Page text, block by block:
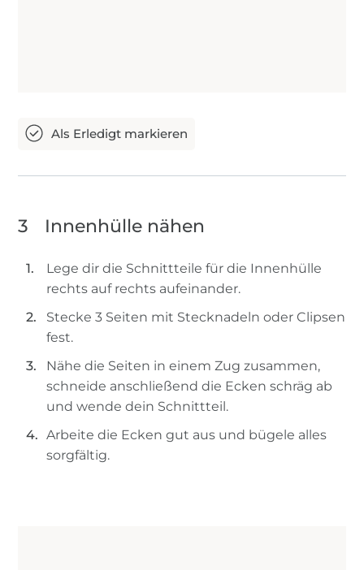
3 Innenhülle nähen
Lege dir die Schnittteile für die Innenhülle
rechts auf rechts aufeinander.
Stecke 3 Seiten mit Stecknadeln oder Clipsen
fest.
Nähe die Seiten in einem Zug zusammen,
schneide anschließend die Ecken schräg ab
und wende dein Schnittteil.
Arbeite die Ecken gut aus und bügele alles
sorgfältig.